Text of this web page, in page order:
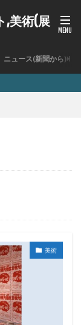
,美術(展
ニュース(新聞から)
美術